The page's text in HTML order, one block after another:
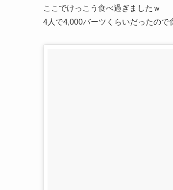
ここでけっこう食べ過ぎましたｗ
4人で4,000バーツくらいだったので